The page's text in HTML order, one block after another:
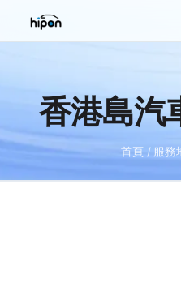
香港島汽
首頁/ 服務